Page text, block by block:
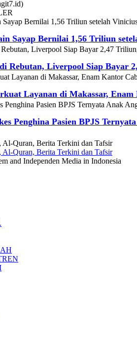
Sayap Bernilai 1,56 Triliun
Rebutan, Liverpool Siap Bayar
Layanan di Makassar,
Penghina Pasien BPJS
and Independen Media in Indonesia